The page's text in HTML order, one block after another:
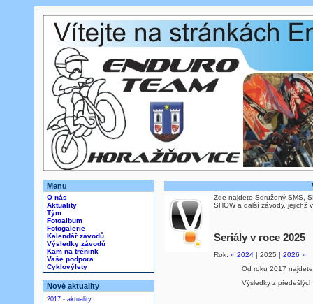
Menu
O nás
Aktuality
Tým
Fotoalbum
Fotogalerie
Kalendář závodů
Výsledky závodů
Kam na trénink
Vaše podpora
Cyklovýlety
Nové aktuality
2017 - aktuality
Zde najdete Sdružený SMS,
SHOW a další závody, jejichž
Seriály v roce 2025
Rok: « 2024| 2025 | 2026 »
Od roku 2017
Výsledky z